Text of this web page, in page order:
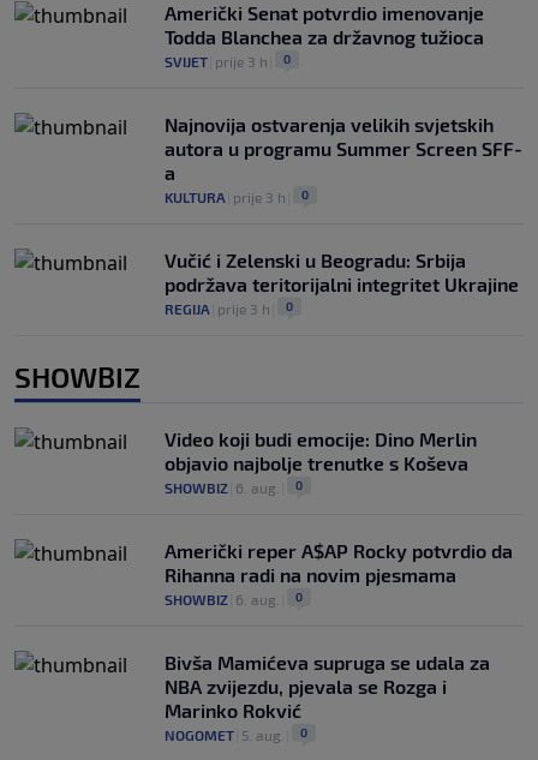
Američki Senat potvrdio imenovanje
Todda Blanchea za državnog tužioca
SVIJET prije 3 h 0
Najnovija ostvarenja velikih svjetskih
autora u programu Summer Screen SFF-
a
KULTURA prije 3 h 0
Vučić i Zelenski u Beogradu: Srbija
podržava teritorijalni integritet Ukrajine
REGIJA prije 3 h 0
SHOWBIZ
Video koji budi emocije: Dino Merlin
objavio najbolje trenutke s Koševa
SHOWBIZ 6. aug. 0
Američki reper A$AP Rocky potvrdio da
Rihanna radi na novim pjesmama
SHOWBIZ 6. aug. 0
Bivša Mamićeva supruga se udala za
NBA zvijezdu, pjevala se Rozga i
Marinko Rokvić
NOGOMET 5. aug. 0